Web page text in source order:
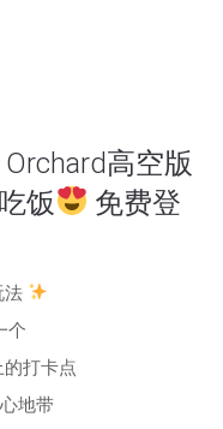
Orchard高空版
饭
免费登
法
个
打卡点
地带